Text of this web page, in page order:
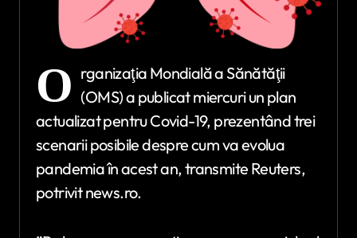
O rganizaţia Mondială a Sănătăţii
(OMS) a publicat miercuri un plan
actualizat pentru Covid-19, prezentând trei
scenarii posibile despre cum va evolua
pandemia în acest an, transmite Reuters,
potrivit news.ro.